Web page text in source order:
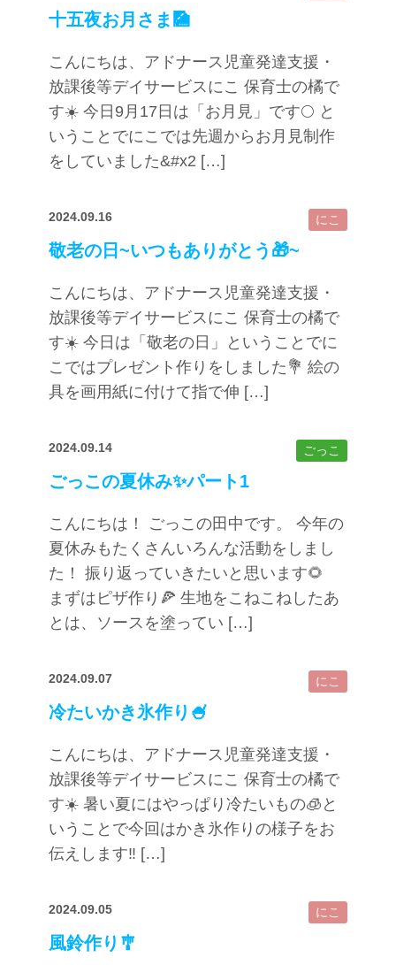
十五夜お月さま🎑
こんにちは、アドナース児童発達支援・
放課後等デイサービスにこ 保育士の橘で
す☀️ 今日9月17日は「お月見」です🌕 と
いうことでにこでは先週からお月見制作
をしていました&#x2 […]
2024.09.16 にこ
敬老の日~いつもありがとう🎁~
こんにちは、アドナース児童発達支援・
放課後等デイサービスにこ 保育士の橘で
す☀️ 今日は「敬老の日」ということでに
こではプレゼント作りをしました💐 絵の
具を画用紙に付けて指で伸 […]
2024.09.14 ごっこ
ごっこの夏休み✨パート1
こんにちは！ ごっこの田中です。 今年の
夏休みもたくさんいろんな活動をしまし
た！ 振り返っていきたいと思います🌻
まずはピザ作り🍕 生地をこねこねしたあ
とは、ソースを塗ってい […]
2024.09.07 にこ
冷たいかき氷作り🍧
こんにちは、アドナース児童発達支援・
放課後等デイサービスにこ 保育士の橘で
す☀️ 暑い夏にはやっぱり冷たいもの🧊と
いうことで今回はかき氷作りの様子をお
伝えします‼ […]
2024.09.05 にこ
風鈴作り🎐